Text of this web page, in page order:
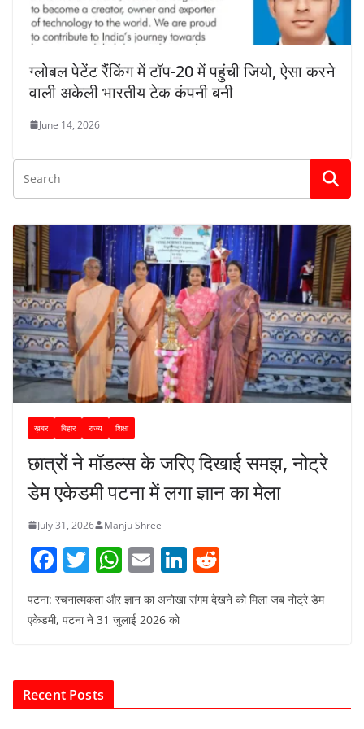
ग्लोबल पेटेंट रैंकिंग में टॉप-20 में पहुंची जियो, ऐसा करने
वाली अकेली भारतीय टेक कंपनी बनी
June 14, 2026
ख़बर बिहार राज्य शिक्षा
छात्रों ने मॉडल्स के जरिए दिखाई समझ, नोट्रे
डेम एकेडमी पटना में लगा ज्ञान का मेला
July 31, 2026 Manju Shree
F
c
o
o
T
itt
W
at
p
E
m
ai
Li
n
k
e
d
पटना: रचनात्मकता और ज्ञान का अनोखा संगम देखने को मिला जब नोट्रे डेम
एकेडमी, पटना ने 31 जुलाई 2026 को
Recent Posts